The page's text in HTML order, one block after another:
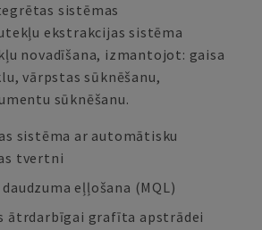
sistēmas
ekstrakcijas sistēma
novadīšana, izmantojot: gaisa
vārpstas sūknēšanu,
sūknēšanu.
sistēma ar automātisku
tvertni
eļļošana (MQL)
ātrdarbīgai grafīta apstrādei